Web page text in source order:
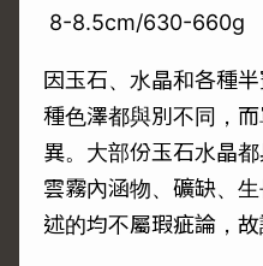
8-8.5cm/630-660g
因玉石、水晶和各種
種色澤都與別不同，
異。大部份玉石水晶都
雲霧內涵物、礦缺、
述的均不屬瑕疵論，故